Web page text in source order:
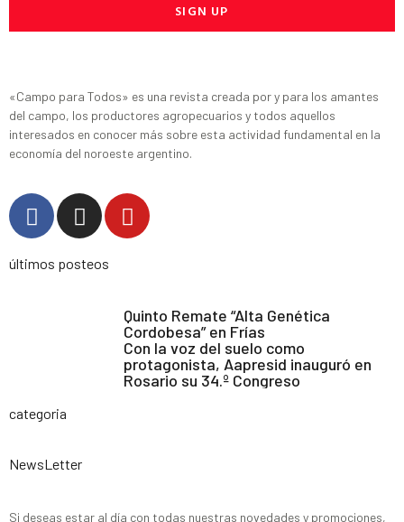
SIGN UP
«Campo para Todos» es una revista creada por y para los amantes
del campo, los productores agropecuarios y todos aquellos
interesados en conocer más sobre esta actividad fundamental en la
economía del noroeste argentino.
últimos posteos
Quinto Remate “Alta Genética
Cordobesa” en Frías
Con la voz del suelo como
protagonista, Aapresid inauguró en
Rosario su 34.º Congreso
categoria
NewsLetter
Si deseas estar al día con todas nuestras novedades y promociones,